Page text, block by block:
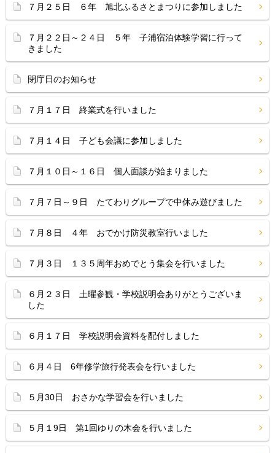
７月２５日 ６年 旭北ふるさとまつりに参加しました
７月２２日～２４日 ５年 子浦宿泊体験学習に行って
きました
閉庁日のお知らせ
７月１７日 終業式を行いました
７月１４日 子ども会議に参加しました
７月１０日～１６日 個人面談が始まりました
７月７日～９日 たてわりグループで中休み遊びました
７月８日 ４年 おでかけ防災教室行いました
７月３日 １３５周年おめでとう集会を行いました
６月２３日 土曜参観・学校説明会ありがとうございま
した
６月１７日 学校説明会資料を配付しました
６月４日 6年修学旅行発表会を行いました
５月30日 おさかな学習会を行いました
５月１9日 第1回ゆりの木会を行いました